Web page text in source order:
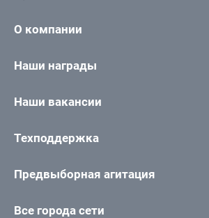
О компании
Наши награды
Наши вакансии
Техподдержка
Предвыборная агитация
Все города сети